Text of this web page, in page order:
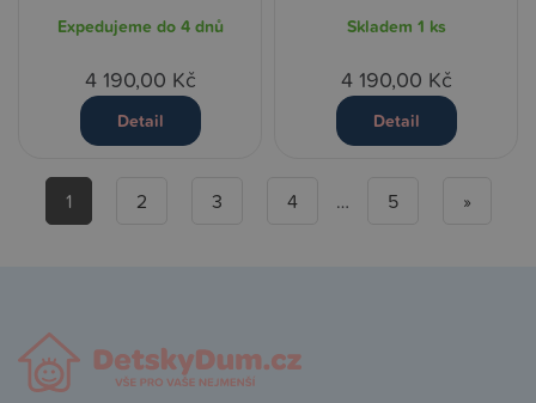
Expedujeme do 4 dnů
4 190,00 Kč
Detail
Skladem 1 ks
4 190,00 Kč
Detail
1 2 3 4 … 5 »